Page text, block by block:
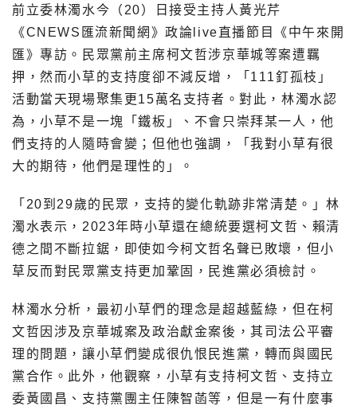
前立委林濁水今（20）日接受主持人黃光芹
《CNEWS匯流新聞網》政論live直播節目《中午來開
匯》專訪。民眾黨前主席柯文哲涉京華城等案遭羈
押，然而小草的支持度卻不減反增，「111釘孤枝」
活動當天現場聚集更15萬名支持者。對此，林濁水認
為，小草不是一塊「鐵板」、不會只崇拜某一人，他
們支持的人隨時會變；但他也強調，「我對小草有很
大的期待，他們是理性的」。
「20到29歲的民眾，支持的變化軌跡非常清楚。」林
濁水表示，2023年時小草還在總統要選柯文哲、賴清
德之間不斷拉鋸，即使如今柯文哲名聲已敗壞，但小
草反而對民眾黨支持更加鞏固，民進黨必須檢討。
林濁水分析，最初小草們的理念是超越藍綠，但在柯
文哲因涉及京華城案及政治獻金案後，其司法公平審
理的問題，讓小草們變成很仇恨民進黨，轉而與國民
黨合作。此外，他觀察，小草有支持柯文哲、支持立
委黃國昌、支持黨團主任陳智菡等，但是一有什麼事